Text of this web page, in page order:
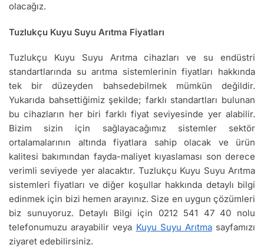
olacağız.
Tuzlukçu Kuyu Suyu Arıtma Fiyatları
Tuzlukçu Kuyu Suyu Arıtma cihazları ve su endüstri
standartlarında su arıtma sistemlerinin fiyatları hakkında
tek bir düzeyden bahsedebilmek mümkün değildir.
Yukarıda bahsettiğimiz şekilde; farklı standartları bulunan
bu cihazların her biri farklı fiyat seviyesinde yer alabilir.
Bizim sizin için sağlayacağımız sistemler sektör
ortalamalarının altında fiyatlara sahip olacak ve ürün
kalitesi bakımından fayda-maliyet kıyaslaması son derece
verimli seviyede yer alacaktır. Tuzlukçu Kuyu Suyu Arıtma
sistemleri fiyatları ve diğer koşullar hakkında detaylı bilgi
edinmek için bizi hemen arayınız. Size en uygun çözümleri
biz sunuyoruz. Detaylı Bilgi için 0212 541 47 40 nolu
telefonumuzu arayabilir veya Kuyu Suyu Arıtmasayfamızı
ziyaret edebilirsiniz.